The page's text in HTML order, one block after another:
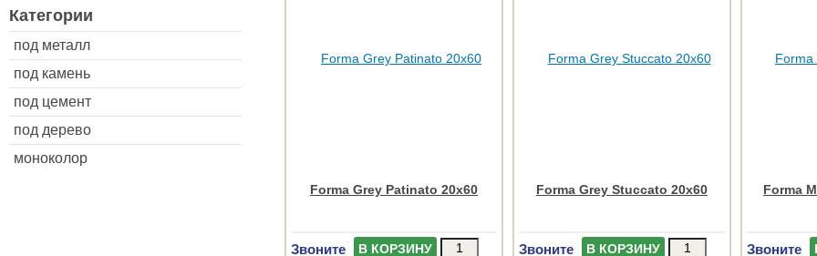
Категории
под металл
под камень
под цемент
под дерево
моноколор
Forma Grey Patinato 20x60
Звоните В КОРЗИНУ
Forma Grey Stuccato 20x60
Звоните В КОРЗИНУ
Forma
Звоните